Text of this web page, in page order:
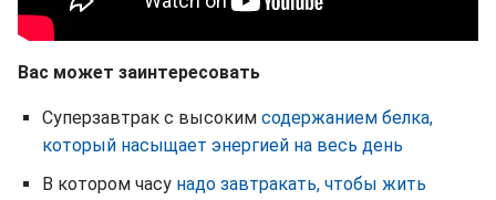
Вас может заинтересовать
Суперзавтрак с высоким содержанием белка,
который насыщает энергией на весь день
В котором часу надо завтракать, чтобы жить